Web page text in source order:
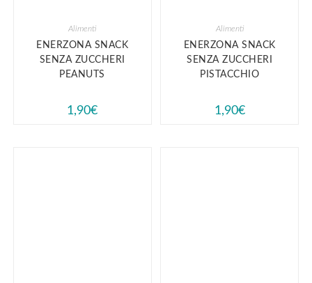
Alimenti
ENERZONA SNACK
SENZA ZUCCHERI
PEANUTS
1,90€
Alimenti
ENERZONA SNACK
SENZA ZUCCHERI
PISTACCHIO
1,90€